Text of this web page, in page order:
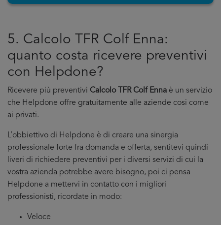
5. Calcolo TFR Colf Enna:
quanto costa ricevere preventivi
con Helpdone?
Ricevere più preventivi Calcolo TFR Colf Enna è un servizio
che Helpdone offre gratuitamente alle aziende cosi come
ai privati.
L’obbiettivo di Helpdone è di creare una sinergia
professionale forte fra domanda e offerta, sentitevi quindi
liveri di richiedere preventivi per i diversi servizi di cui la
vostra azienda potrebbe avere bisogno, poi ci pensa
Helpdone a mettervi in contatto con i migliori
professionisti, ricordate in modo:
Veloce